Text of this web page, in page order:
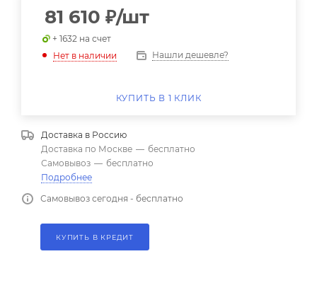
81 610 ₽/шт
+ 1632 на счет
Нет в наличии
Нашли дешевле?
КУПИТЬ В 1 КЛИК
Доставка в Россию
Доставка по Москве — бесплатно
Самовывоз — бесплатно
Подробнее
Самовывоз сегодня - бесплатно
КУПИТЬ В КРЕДИТ